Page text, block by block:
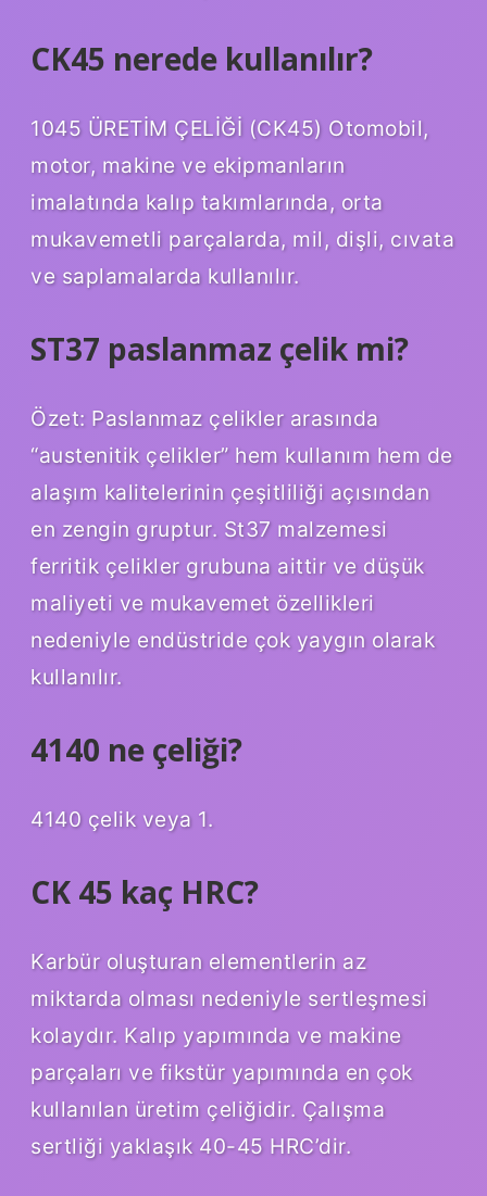
CK45 nerede kullanılır?
1045 ÜRETİM ÇELİĞİ (CK45) Otomobil,
motor, makine ve ekipmanların
imalatında kalıp takımlarında, orta
mukavemetli parçalarda, mil, dişli, cıvata
ve saplamalarda kullanılır.
ST37 paslanmaz çelik mi?
Özet: Paslanmaz çelikler arasında
“austenitik çelikler” hem kullanım hem de
alaşım kalitelerinin çeşitliliği açısından
en zengin gruptur. St37 malzemesi
ferritik çelikler grubuna aittir ve düşük
maliyeti ve mukavemet özellikleri
nedeniyle endüstride çok yaygın olarak
kullanılır.
4140 ne çeliği?
4140 çelik veya 1.
CK 45 kaç HRC?
Karbür oluşturan elementlerin az
miktarda olması nedeniyle sertleşmesi
kolaydır. Kalıp yapımında ve makine
parçaları ve fikstür yapımında en çok
kullanılan üretim çeliğidir. Çalışma
sertliği yaklaşık 40-45 HRC’dir.